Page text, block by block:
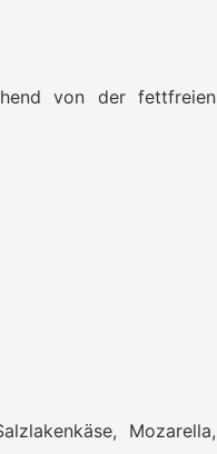
von der fettfreien
Mozarella,